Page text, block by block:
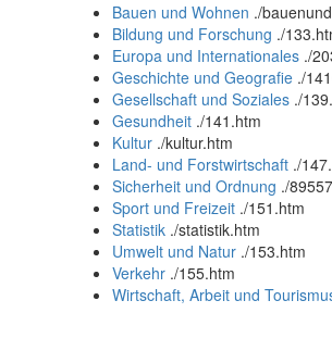
Bauen und Wohnen ./
Bildung und Forschung ./
Europa und Internationales ./
Geschichte und Geografie ./
Gesellschaft und Soziales ./
Gesundheit ./141.htm
Kultur ./kultur.htm
Land- und Forstwirtschaft ./
Sicherheit und Ordnung ./
Sport und Freizeit ./151.htm
Statistik ./statistik.htm
Umwelt und Natur ./153.htm
Verkehr ./155.htm
Wirtschaft, Arbeit und